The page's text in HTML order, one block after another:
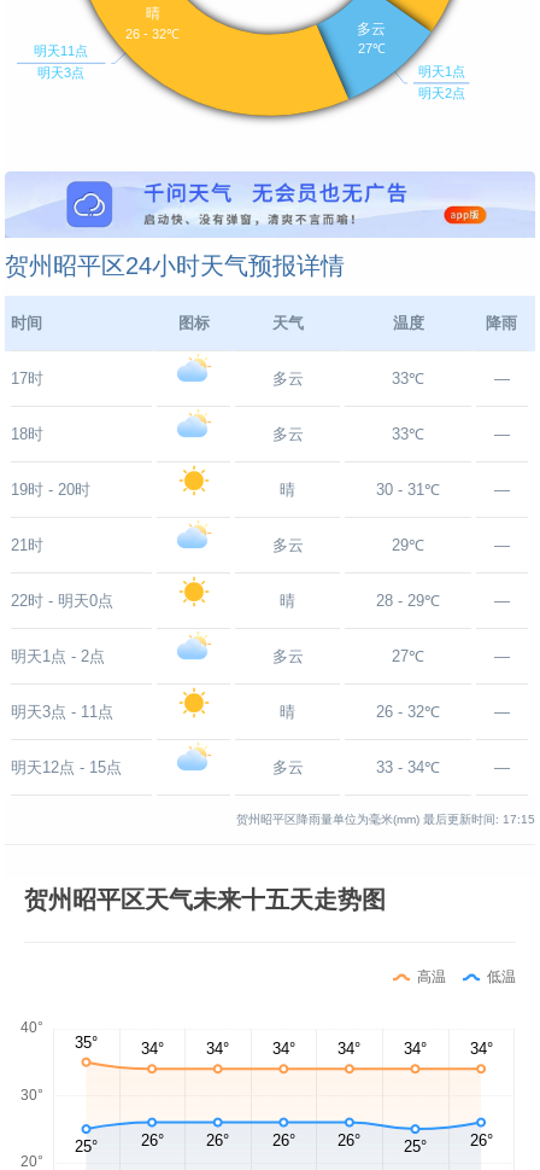
贺州昭平区24小时天气预报详情
时间 图标 天气 温度 降雨
17时 多云 33℃ —
18时 多云 33℃ —
19时 - 20时 晴 30 - 31℃ —
21时 多云 29℃ —
22时 - 明天0点 晴 28 - 29℃ —
明天1点 - 2点 多云 27℃ —
明天3点 - 11点 晴 26 - 32℃ —
明天12点 - 15点 多云 33 - 34℃ —
贺州昭平区降雨量单位为毫米(mm) 最后更新时间: 17:15
贺州昭平区天气未来十五天走势图
高温 低温